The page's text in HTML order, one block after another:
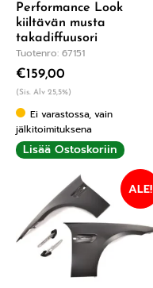
Performance Look
kiiltävän musta
takadiffuusori
Tuotenro: 67151
€159,00
(Sis. Alv 25,5%)
Ei varastossa, vain
jälkitoimituksena
Lisää Ostoskoriin
ALE!